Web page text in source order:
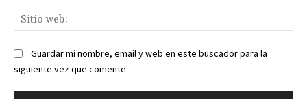
Guardar mi nombre, email y web en este buscador para la
siguiente vez que comente.